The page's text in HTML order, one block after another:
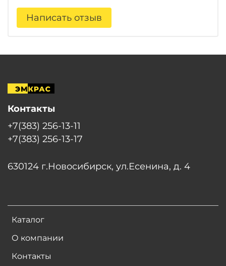
Написать отзыв
Каталог
О компании
Контакты
Контакты
+7(383) 256-13-11
+7(383) 256-13-17
630124 г.Новосибирск, ул.Есенина, д. 4